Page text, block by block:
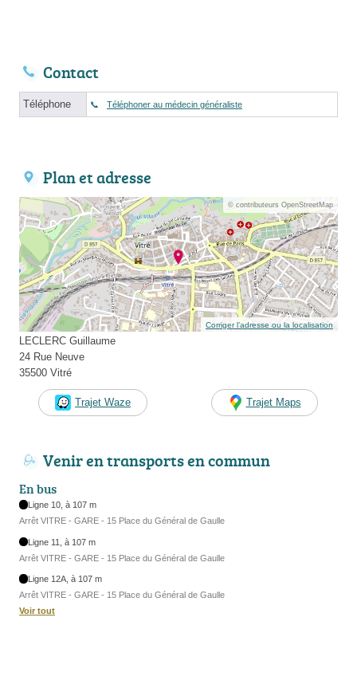
Contact
Téléphone Téléphoner au médecin généraliste
Plan et adresse
© contributeurs OpenStreetMap
Corriger l’adresse ou la localisation
LECLERC Guillaume
24 Rue Neuve
35500 Vitré
Trajet Waze Trajet Maps
Venir en transports en commun
En bus
Ligne 10, à 107 m
Arrêt VITRE - GARE - 15 Place du Général de Gaulle
Ligne 11, à 107 m
Arrêt VITRE - GARE - 15 Place du Général de Gaulle
Ligne 12A, à 107 m
Arrêt VITRE - GARE - 15 Place du Général de Gaulle
Voir tout